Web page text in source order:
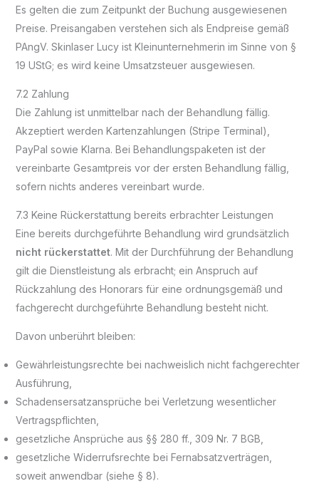
Es gelten die zum Zeitpunkt der Buchung ausgewiesenen
Preise. Preisangaben verstehen sich als Endpreise gemäß
PAngV. Skinlaser Lucy ist Kleinunternehmerin im Sinne von §
19 UStG; es wird keine Umsatzsteuer ausgewiesen.
7.2 Zahlung
Die Zahlung ist unmittelbar nach der Behandlung fällig.
Akzeptiert werden Kartenzahlungen (Stripe Terminal),
PayPal sowie Klarna. Bei Behandlungspaketen ist der
vereinbarte Gesamtpreis vor der ersten Behandlung fällig,
sofern nichts anderes vereinbart wurde.
7.3 Keine Rückerstattung bereits erbrachter Leistungen
Eine bereits durchgeführte Behandlung wird grundsätzlich
nicht rückerstattet. Mit der Durchführung der Behandlung
gilt die Dienstleistung als erbracht; ein Anspruch auf
Rückzahlung des Honorars für eine ordnungsgemäß und
fachgerecht durchgeführte Behandlung besteht nicht.
Davon unberührt bleiben:
Gewährleistungsrechte bei nachweislich nicht fachgerechter
Ausführung,
Schadensersatzansprüche bei Verletzung wesentlicher
Vertragspflichten,
gesetzliche Ansprüche aus §§ 280 ff., 309 Nr. 7 BGB,
gesetzliche Widerrufsrechte bei Fernabsatzverträgen,
soweit anwendbar (siehe § 8).